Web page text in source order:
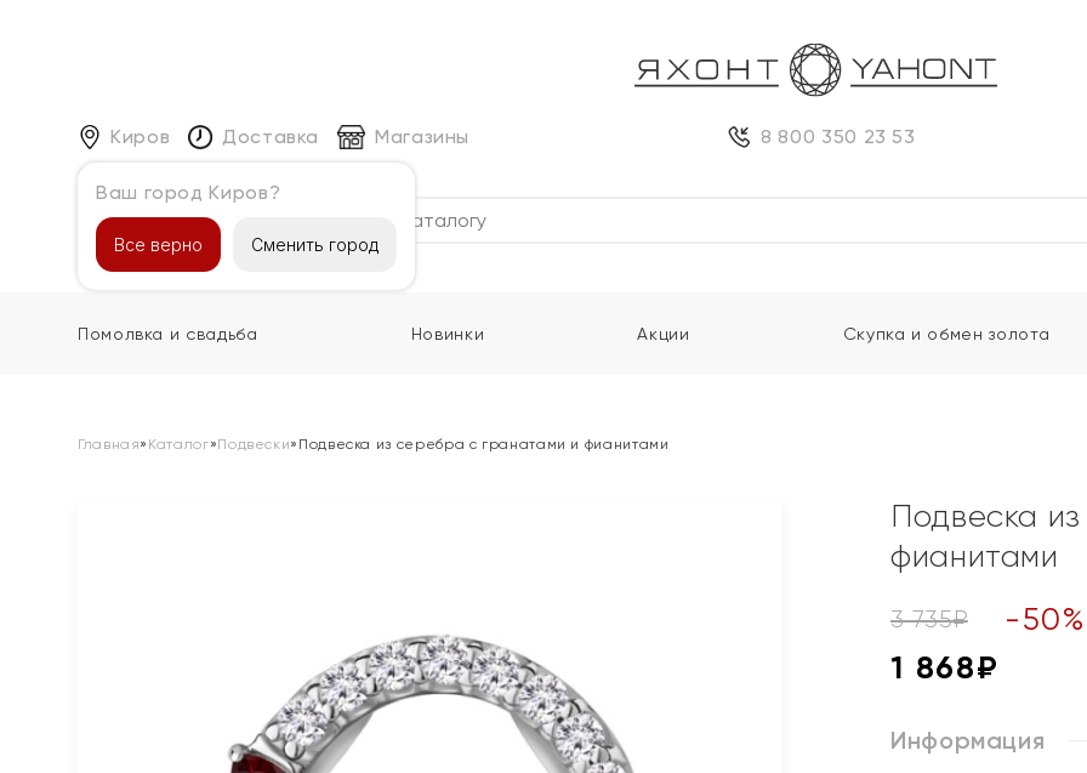
Киров
Ваш город Киров?
Все верно Сменить город
Доставка Магазины 8 800 350 23 53
Каталог
Помолвка и свадьба Новинки Акции Скупка и обмен золота
Главная» Каталог»Подвески» Подвеска из серебра с гранатами и фианитами
Подвеска
фианитами
3 735₽ -50%
1 868₽
Информация